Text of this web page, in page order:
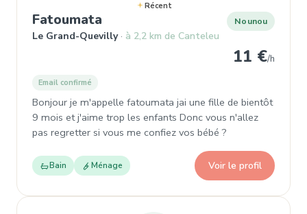
Récent
Fatoumata , Nounou à Le Grand-Quevilly
Le Grand-Quevilly à 2,2 km de Canteleu
Nounou
11 €/h
Email confirmé
Bonjour je m'appelle fatoumata jai une fille de bientôt
9 mois et j'aime trop les enfants Donc vous n'allez
pas regretter si vous me confiez vos bébé ?
Bain Ménage Voir le profil